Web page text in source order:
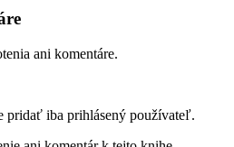
ani komentáre.
pridať iba prihlásený používateľ.